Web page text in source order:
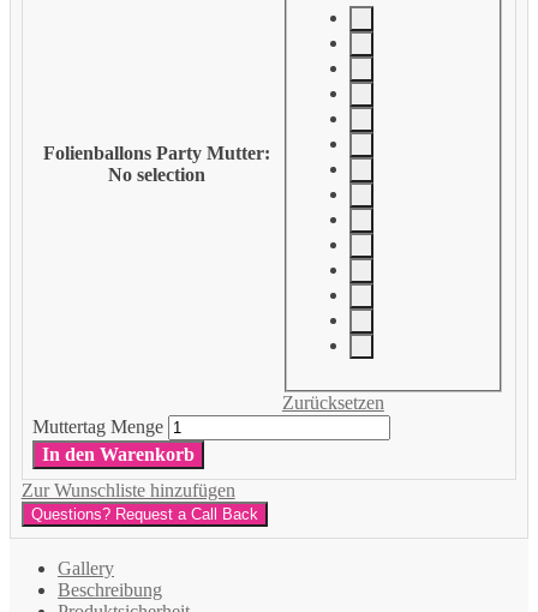
Folienballons Party Mutter:
No selection
Zurücksetzen
Muttertag Menge
In den Warenkorb
Zur Wunschliste hinzufügen
Questions? Request a Call Back
Gallery
Beschreibung